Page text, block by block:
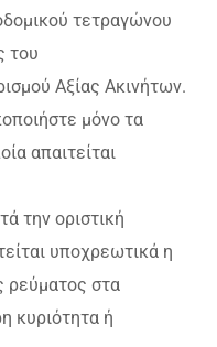
τετραγώνου
του
Αξίας Ακινήτων.
μόνο τα
απαιτείται
την οριστική
υποχρεωτικά η
ρεύματος στα
κυριότητα ή